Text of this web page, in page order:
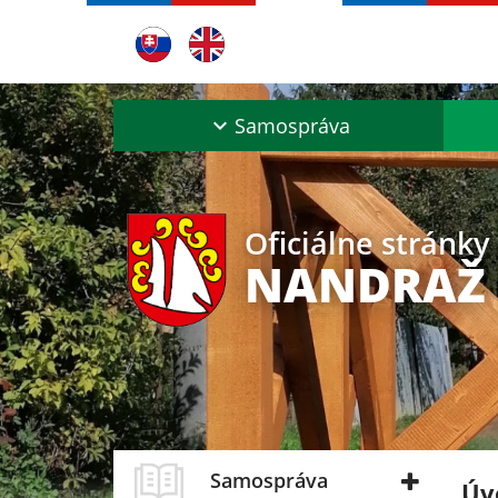
Samospráva
Oficiálne stránky
NANDRAŽ
Samospráva